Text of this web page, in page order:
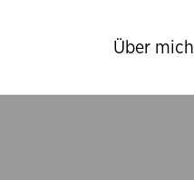
Über mich